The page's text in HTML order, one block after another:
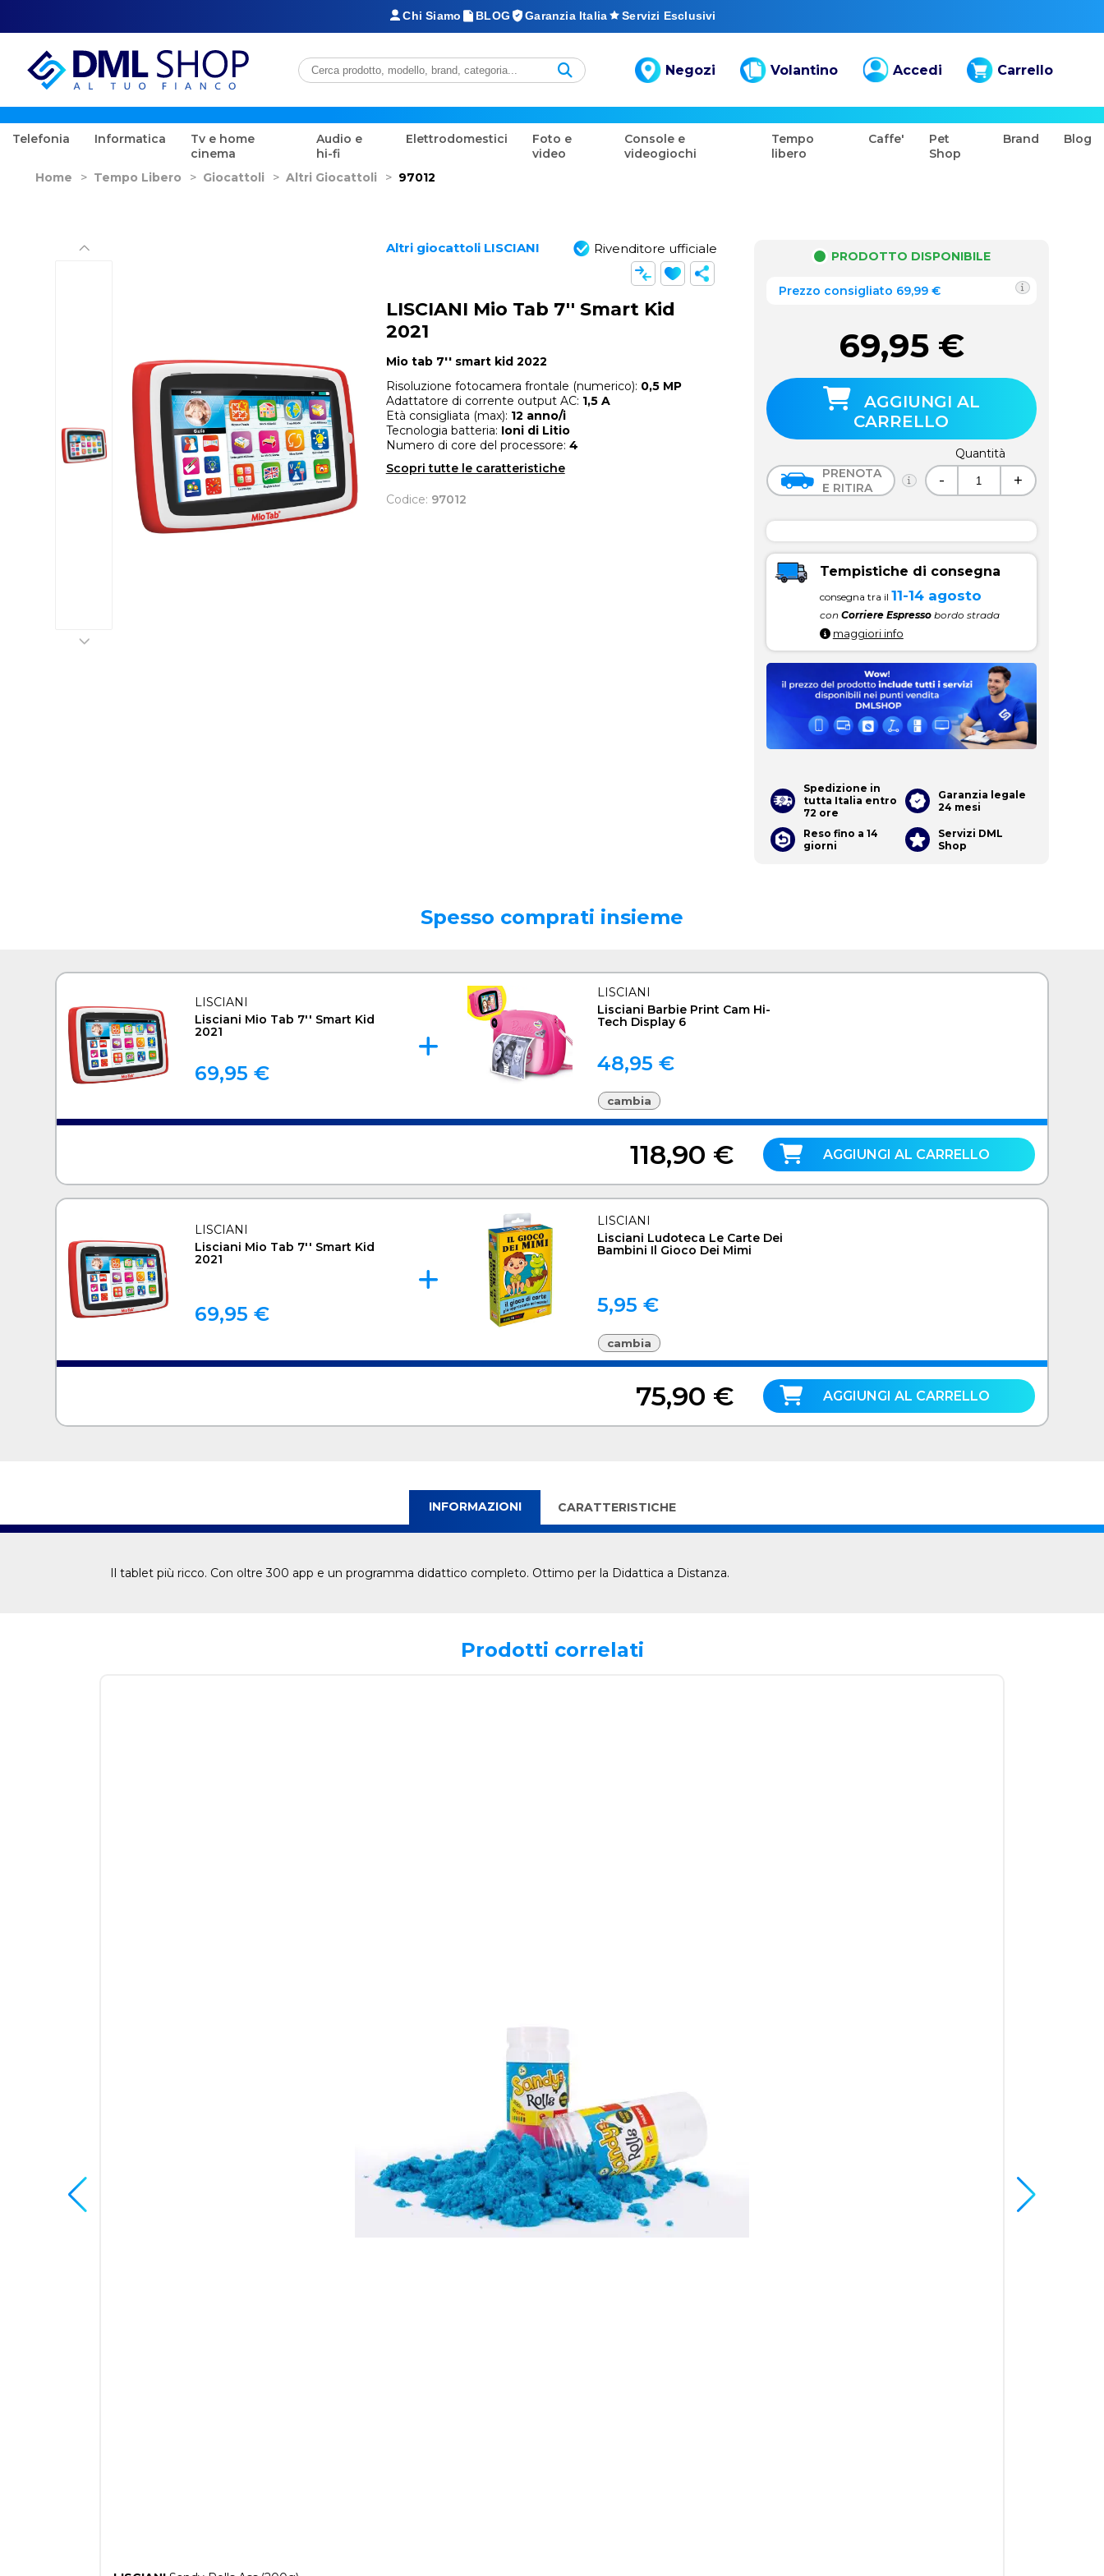
Chi Siamo BLOG Garanzia Italia Servizi Esclusivi
Negozi Volantino Accedi Carrello
Telefonia Informatica
Tv e home
cinema
Audio e
hi-fi
Elettrodomestici
Foto e
video
Console e
videogiochi
Tempo
libero
Caffe'
Pet
Shop
Brand Blog
Home > Tempo Libero > Giocattoli > Altri Giocattoli > 97012
Altri giocattoli LISCIANI Rivenditore ufficiale
LISCIANI Mio Tab 7'' Smart Kid
2021
Mio tab 7'' smart kid 2022
Risoluzione fotocamera frontale (numerico): 0,5 MP
Adattatore di corrente output AC: 1,5 A
Età consigliata (max): 12 anno/i
Tecnologia batteria: Ioni di Litio
Numero di core del processore: 4
Scopri tutte le caratteristiche
Codice: 97012
PRODOTTO DISPONIBILE
Prezzo consigliato 69,99 €
69,95 €
AGGIUNGI AL
CARRELLO
PRENOTA
E RITIRA
Quantità
- +
Tempistiche di consegna
consegna tra il 11-14 agosto
con Corriere Espressobordo strada
maggiori info
Spedizione in
tutta Italia entro
72 ore
Garanzia legale
24 mesi
Reso fino a 14
giorni
Servizi DML
Shop
Spesso comprati insieme
LISCIANI
Lisciani Mio Tab 7'' Smart Kid
2021
69,95 €
LISCIANI
Lisciani Barbie Print Cam Hi-
Tech Display 6
48,95 €
cambia
118,90 € AGGIUNGI AL CARRELLO
LISCIANI
Lisciani Mio Tab 7'' Smart Kid
2021
69,95 €
LISCIANI
Lisciani Ludoteca Le Carte Dei
Bambini Il Gioco Dei Mimi
5,95 €
cambia
75,90 € AGGIUNGI AL CARRELLO
INFORMAZIONI CARATTERISTICHE
Il tablet più ricco. Con oltre 300 app e un programma didattico completo. Ottimo per la Didattica a Distanza.
Prodotti correlati